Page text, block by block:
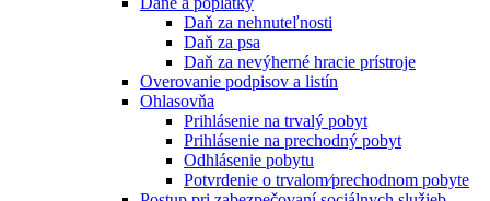
Daň za nehnuteľnosti
Daň za psa
Daň za nevýherné hracie prístroje
Overovanie podpisov a listín
Ohlasovňa
Prihlásenie na trvalý pobyt
Prihlásenie na prechodný pobyt
Odhlásenie pobytu
Potvrdenie o trvalom⁄prechodnom pobyte